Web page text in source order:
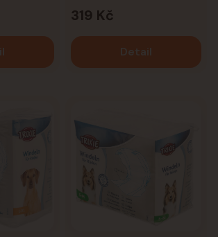
319 Kč
Detail